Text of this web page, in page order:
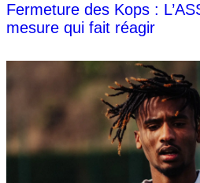
Fermeture des Kops :
mesure qui fait réagir